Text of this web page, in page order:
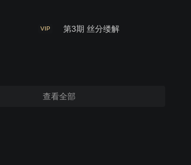
VIP 第3期 丝分缕解
查看全部